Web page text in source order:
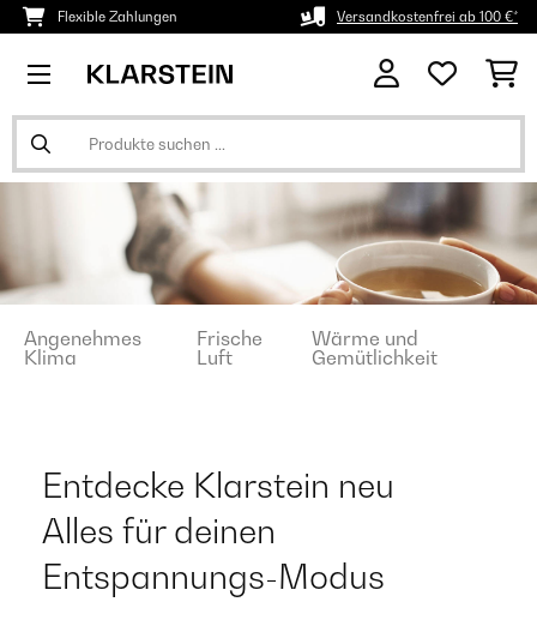
Flexible Zahlungen Versandkostenfrei ab 100 €*
Angenehmes
Klima
Frische
Luft
Wärme und
Gemütlichkeit
Entdecke Klarstein neu
Alles für deinen
Entspannungs-Modus